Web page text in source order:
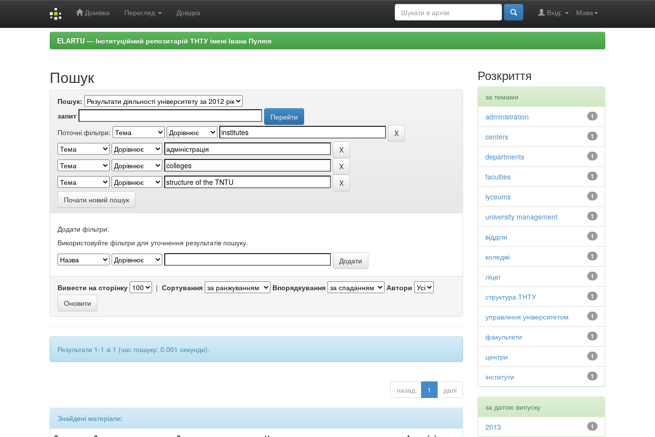
Домівка Перегляд Довідка Мова
Вхід:
ELARTU — Інституційний репозитарій ТНТУ імені Івана Пулюя
Пошук
Пошук:
запит
Поточні фільтри:
Почати новий пошук
Додати фільтри:
Використовуйте фільтри для уточнення результатів пошуку.
Вивести на сторінку | Сортування Впорядкування Автори
Результати 1-1 зі 1 (час пошуку: 0.001 секунди).
назад 1 далі
Знайдені матеріали:
Розкриття
за темами
1
administration
1
centers
1
departments
1
faculties
1
lyceums
1
university management
1
відділи
1
коледжі
1
ліцеї
1
структура ТНТУ
1
управління університетом
1
факультети
1
центри
1
інститути
за датою випуску
1
2013